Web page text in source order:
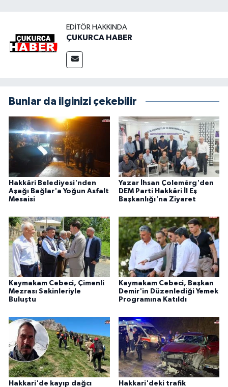
EDITÖR HAKKINDA
ÇUKURCA HABER
Bunlar da ilginizi çekebilir
Hakkâri Belediyesi'nden
Aşağı Bağlar'a Yoğun Asfalt
Mesaisi
Yazar İhsan Çolemêrg'den
DEM Parti Hakkâri İl Eş
Başkanlığı'na Ziyaret
Kaymakam Cebeci, Çimenli
Mezrası Sakinleriyle
Buluştu
Kaymakam Cebeci, Başkan
Demir'in Düzenlediği Yemek
Programına Katıldı
Hakkari'de kayıp dağcı Hakkari'deki trafik